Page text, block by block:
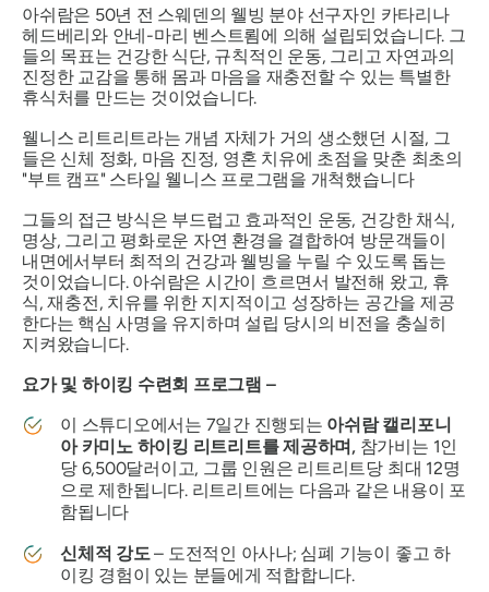
아쉬람은 50년 전 스웨덴의 웰빙 분야 선구자인 카타리나
헤드베리와 안네-마리 벤스트룀에 의해 설립되었습니다. 그
들의 목표는 건강한 식단, 규칙적인 운동, 그리고 자연과의
진정한 교감을 통해 몸과 마음을 재충전할 수 있는 특별한
휴식처를 만드는 것이었습니다.
웰니스 리트리트라는 개념 자체가 거의 생소했던 시절, 그
들은 신체 정화, 마음 진정, 영혼 치유에 초점을 맞춘 최초의
"부트 캠프" 스타일 웰니스 프로그램을 개척했습니다
그들의 접근 방식은 부드럽고 효과적인 운동, 건강한 채식,
명상, 그리고 평화로운 자연 환경을 결합하여 방문객들이
내면에서부터 최적의 건강과 웰빙을 누릴 수 있도록 돕는
것이었습니다. 아쉬람은 시간이 흐르면서 발전해 왔고, 휴
식, 재충전, 치유를 위한 지지적이고 성장하는 공간을 제공
한다는 핵심 사명을 유지하며 설립 당시의 비전을 충실히
지켜왔습니다.
요가 및 하이킹 수련회 프로그램 –
이 스튜디오에서는 7일간 진행되는 아쉬람 캘리포니
아 카미노 하이킹 리트리트를 제공하며, 참가비는 1인
당 6,500달러이고, 그룹 인원은 리트리트당 최대 12명
으로 제한됩니다. 리트리트에는 다음과 같은 내용이 포
함됩니다
신체적 강도 – 도전적인 아사나; 심폐 기능이 좋고 하
이킹 경험이 있는 분들에게 적합합니다.